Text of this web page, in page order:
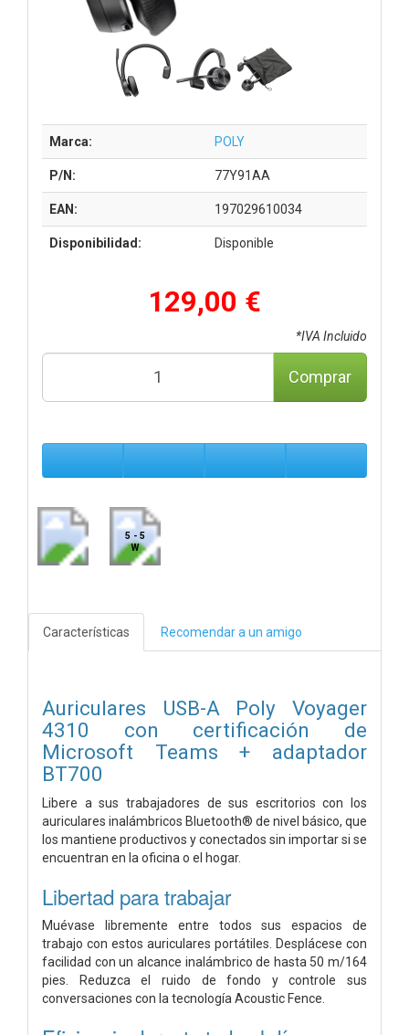
Marca: POLY
P/N: 77Y91AA
EAN: 197029610034
Disponibilidad: Disponible
129,00 €
*IVA Incluido
Comprar
5 - 5
W
Características Recomendar a un amigo
Auriculares USB-A Poly Voyager
4310 con certificación de
Microsoft Teams + adaptador
BT700
Libere a sus trabajadores de sus escritorios con los
auriculares inalámbricos Bluetooth® de nivel básico, que
los mantiene productivos y conectados sin importar si se
encuentran en la oficina o el hogar.
Libertad para trabajar
Muévase libremente entre todos sus espacios de
trabajo con estos auriculares portátiles. Desplácese con
facilidad con un alcance inalámbrico de hasta 50 m/164
pies. Reduzca el ruido de fondo y controle sus
conversaciones con la tecnología Acoustic Fence.